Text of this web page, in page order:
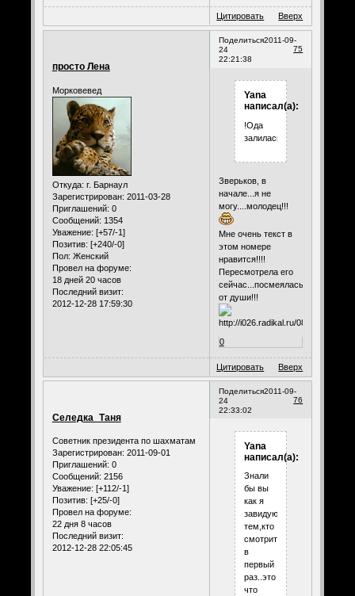
Цитировать Вверх
Поделиться
75
2011-09-
24
22:21:38
просто Лена
Морковевед
Откуда: г. Барнаул
Зарегистрирован: 2011-03-28
Приглашений: 0
Сообщений: 1354
Уважение: [+57/-1]
Позитив: [+240/-0]
Пол: Женский
Провел на форуме:
18 дней 20 часов
Последний визит:
2012-12-28 17:59:30
Yana
написал(а):
!Ода
залилась..
Зверьков, в
начале...я не
могу....молодец!!!
Мне очень текст в
этом номере
нравится!!!!
Пересмотрела его
сейчас...посмеялась
от души!!!
0
Цитировать Вверх
Поделиться
76
2011-09-
24
22:33:02
Селедка_Таня
Советник президента по шахматам
Зарегистрирован: 2011-09-01
Приглашений: 0
Сообщений: 2156
Уважение: [+112/-1]
Позитив: [+25/-0]
Провел на форуме:
22 дня 8 часов
Последний визит:
2012-12-28 22:05:45
Yana
написал(а):
Знали
бы вы
как я
завидую
тем,кто
смотрит
в
первый
раз..это
что